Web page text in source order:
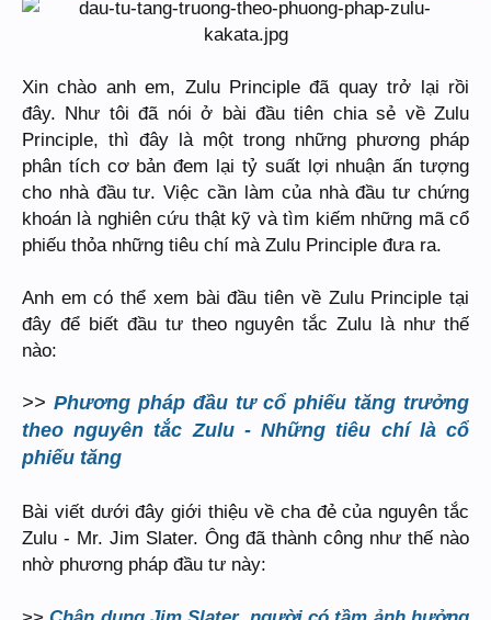
Xin chào anh em, Zulu Principle đã quay trở lại rồi
đây. Như tôi đã nói ở bài đầu tiên chia sẻ về Zulu
Principle, thì đây là một trong những phương pháp
phân tích cơ bản đem lại tỷ suất lợi nhuận ấn tượng
cho nhà đầu tư. Việc cần làm của nhà đầu tư chứng
khoán là nghiên cứu thật kỹ và tìm kiếm những mã cổ
phiếu thỏa những tiêu chí mà Zulu Principle đưa ra.
Anh em có thể xem bài đầu tiên về Zulu Principle tại
đây để biết đầu tư theo nguyên tắc Zulu là như thế
nào:
>> Phương pháp đầu tư cổ phiếu tăng trưởng
theo nguyên tắc Zulu - Những tiêu chí là cổ
phiếu tăng
Bài viết dưới đây giới thiệu về cha đẻ của nguyên tắc
Zulu - Mr. Jim Slater. Ông đã thành công như thế nào
nhờ phương pháp đầu tư này: